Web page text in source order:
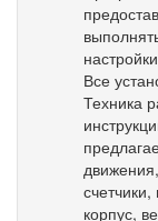
Все
Техника
корпус,